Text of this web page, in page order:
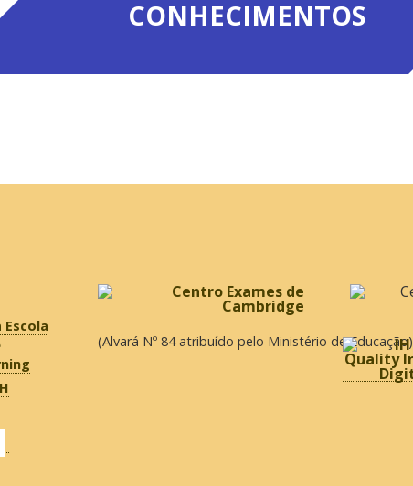
CONHECIMENTOS
(Alvará Nº 84 atribuído pelo Ministério de Educação)